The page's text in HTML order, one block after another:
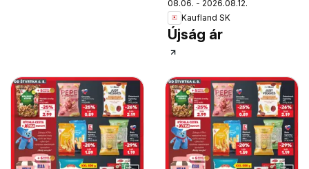
08.06. - 2026.08.12.
Kaufland SK
Újság ár